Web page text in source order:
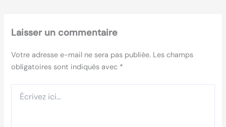
Laisser un commentaire
Votre adresse e-mail ne sera pas publiée. Les champs
obligatoires sont indiqués avec *
ici…